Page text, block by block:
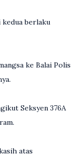
kedua berlaku
ke Balai Polis
Seksyen 376A
atas